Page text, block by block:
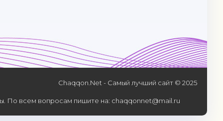
Chaqqon.Net - Самый лучший сайт © 2025
По всем вопросам пишите на: chaqqonnet@mail.ru